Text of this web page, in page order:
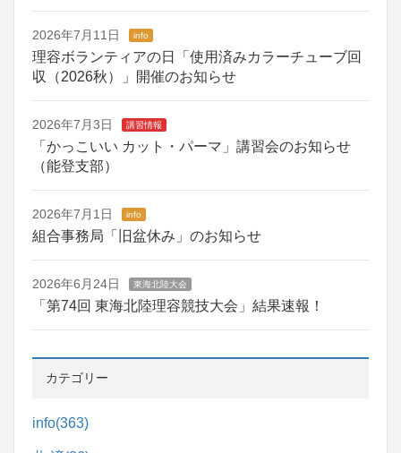
2026年7月11日 info
理容ボランティアの日「使用済みカラーチューブ回
収（2026秋）」開催のお知らせ
2026年7月3日 講習情報
「かっこいい カット・パーマ」講習会のお知らせ
（能登支部）
2026年7月1日 info
組合事務局「旧盆休み」のお知らせ
2026年6月24日 東海北陸大会
「第74回 東海北陸理容競技大会」結果速報！
カテゴリー
info(363)